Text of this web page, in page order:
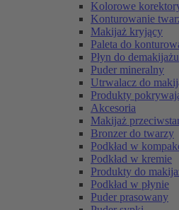
Kolorowe
Konturowanie
Makijaż kryjący
Paleta do
Płyn do demakijażu
Puder mineralny
Utrwalacz do
Produkty
Akcesoria
Makijaż
Bronzer do twarzy
Podkład w
Podkład w kremie
Produkty do
Podkład w płynie
Puder prasowany